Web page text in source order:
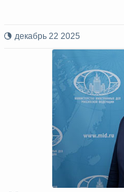
декабрь 22 2025